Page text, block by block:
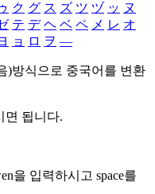
ク グ ス ズ ツ ヅ ッ ヌ
テ デ ヘ ベ ペ メ レ オ
ョ ロ ヲ ―
)방식으로 중국어를 변환
면 됩니다.
을 입력하시고 space를